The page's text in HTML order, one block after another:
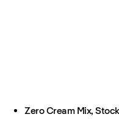
Zero Cream Mix,